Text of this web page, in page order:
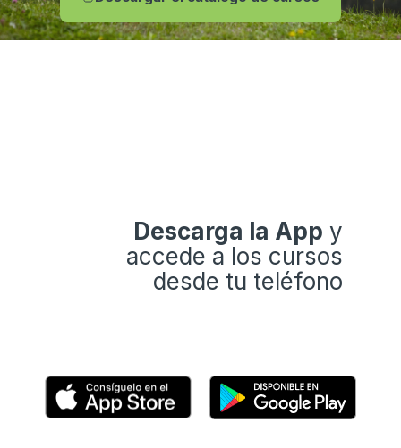
Descarga la App y
accede a los cursos
desde tu teléfono